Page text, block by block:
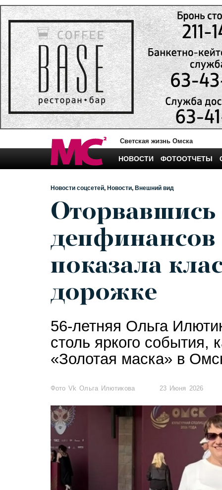
Светская жизнь Омска
НОВОСТИ ФОТООТЧЕТЫ
Новости соцсетей Новости Внешний вид
Оторвавшись
показала
дорожке
56-летняя Ольга
столь яркого события,
«Золотая маска» в
Фото Vk Ольга Илютикова 23 Июня 2026